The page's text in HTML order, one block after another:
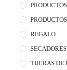
REGALO
TIJERAS DE